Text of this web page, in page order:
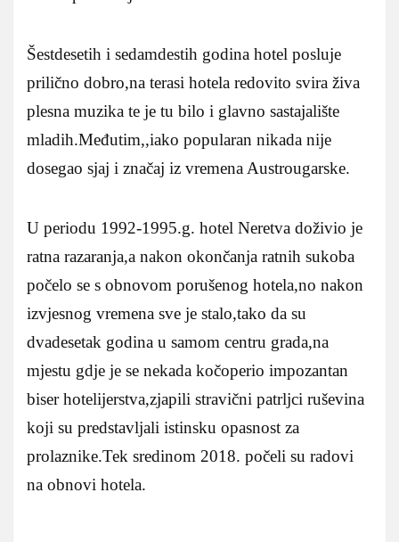
Šestdesetih i sedamdestih godina hotel posluje
prilično dobro,na terasi hotela redovito svira živa
plesna muzika te je tu bilo i glavno sastajalište
mladih.Međutim,,iako popularan nikada nije
dosegao sjaj i značaj iz vremena Austrougarske.
U periodu 1992-1995.g. hotel Neretva doživio je
ratna razaranja,a nakon okončanja ratnih sukoba
počelo se s obnovom porušenog hotela,no nakon
izvjesnog vremena sve je stalo,tako da su
dvadesetak godina u samom centru grada,na
mjestu gdje je se nekada kočoperio impozantan
biser hotelijerstva,zjapili stravični patrljci ruševina
koji su predstavljali istinsku opasnost za
prolaznike.Tek sredinom 2018. počeli su radovi
na obnovi hotela.